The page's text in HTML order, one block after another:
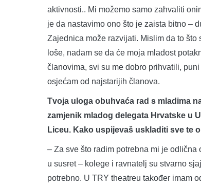
aktivnosti.. Mi možemo samo zahvaliti
je da nastavimo ono što je zaista bitno –
Zajednica može razvijati. Mislim da to
loše, nadam se da će moja mladost
članovima, svi su me dobro prihvatili, puni
osjećam od najstarijih članova.
Tvoja uloga obuhvaća rad s mladima
zamjenik mladog delegata Hrvatske u
Liceu. Kako uspijevaš uskladiti sve te
– Za sve što radim potrebna mi je
u susret – kolege i ravnatelj su stvarno
potrebno. U TRY theatreu također imam